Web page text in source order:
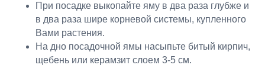
При посадке выкопайте яму в два раза глубже и
в два раза шире корневой системы, купленного
Вами растения.
На дно посадочной ямы насыпьте битый кирпич,
щебень или керамзит слоем 3-5 см.